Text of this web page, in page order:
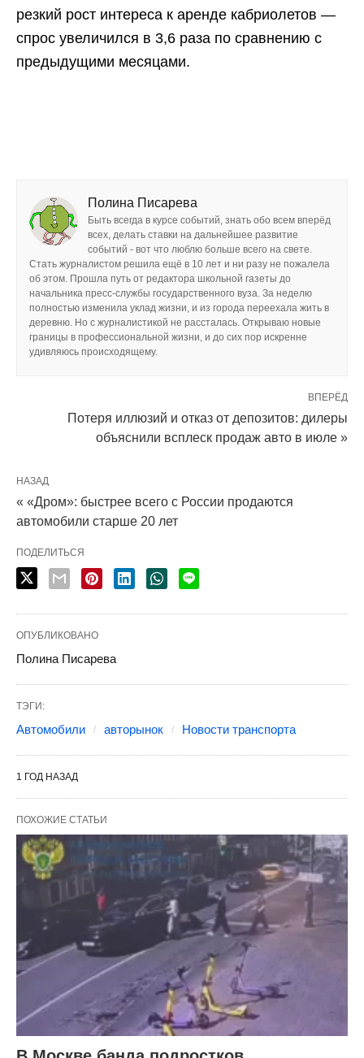
резкий рост интереса к аренде кабриолетов —
спрос увеличился в 3,6 раза по сравнению с
предыдущими месяцами.
Полина Писарева
Быть всегда в курсе событий, знать обо всем вперёд
всех, делать ставки на дальнейшее развитие
событий - вот что люблю больше всего на свете.
Стать журналистом решила ещё в 10 лет и ни разу не пожалела
об этом. Прошла путь от редактора школьной газеты до
начальника пресс-службы государственного вуза. За неделю
полностью изменила уклад жизни, и из города переехала жить в
деревню. Но с журналистикой не рассталась. Открываю новые
границы в профессиональной жизни, и до сих пор искренне
удивляюсь происходящему.
ВПЕРЁД
Потеря иллюзий и отказ от депозитов: дилеры
объяснили всплеск продаж авто в июле »
НАЗАД
« «Дром»: быстрее всего с России продаются
автомобили старше 20 лет
ПОДЕЛИТЬСЯ
ОПУБЛИКОВАНО
Полина Писарева
ТЭГИ:
Автомобили авторынок Новости транспорта
1 ГОД НАЗАД
ПОХОЖИЕ СТАТЬИ